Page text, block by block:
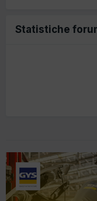
Statistiche